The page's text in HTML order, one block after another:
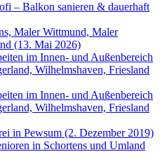
– Balkon sanieren & dauerhaft
Maler Wittmund, Maler
(13. Mai 2026)
im Innen- und Außenbereich
Wilhelmshaven, Friesland
im Innen- und Außenbereich
Wilhelmshaven, Friesland
in Pewsum (2. Dezember 2019)
in Schortens und Umland